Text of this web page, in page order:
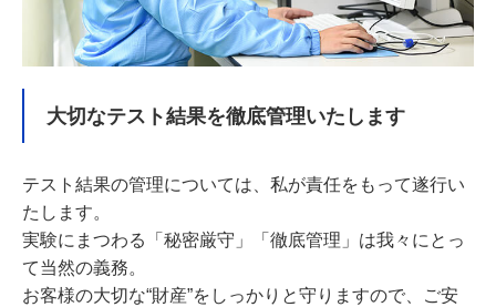
大切なテスト結果を徹底管理いたします
テスト結果の管理については、私が責任をもって遂行い
たします。
実験にまつわる「秘密厳守」「徹底管理」は我々にとっ
て当然の義務。
お客様の大切な“財産”をしっかりと守りますので、ご安